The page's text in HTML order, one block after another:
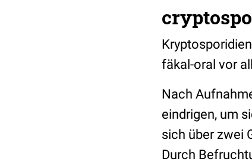
fäkal-oral vor
Nach
eindrigen, um
sich über zwei
Durch